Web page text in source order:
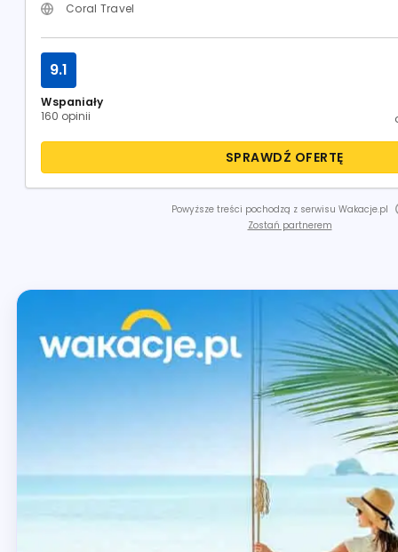
Coral Travel
Wspaniały
160 opinii
9.1
SPRAWDŹ OFERTĘ
Powyższe treści pochodzą z serwisu Wakacje.pl
Zostań partnerem